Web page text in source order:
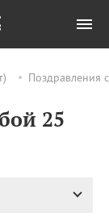
Поздравления
25
Все
(Happiness